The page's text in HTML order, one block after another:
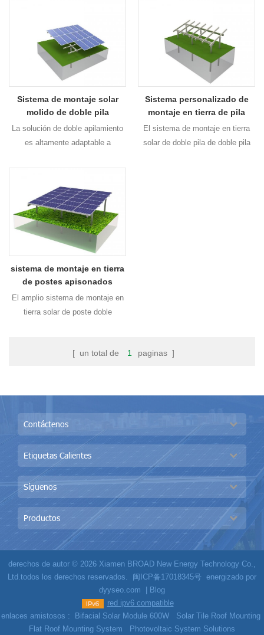
Sistema de montaje solar
molido de doble pila
La solución de doble apilamiento
es altamente adaptable a
es La alta flexibilidad hace una
instalación más fácil y rápida y
otros montajes solares
Soluciones.
Sistema personalizado de
montaje en tierra de pila
El sistema de montaje en tierra
solar de doble pila de doble pila
sistema de montaje en tierra
de postes apisonados
El amplio sistema de montaje en
tierra solar de poste doble
comerciales, con diseño y cálculo
[ un total de 1 paginas ]
Contáctenos
Etiquetas Calientes
Síguenos
Productos
derechos de autor © 2026 Xiamen BROAD New Energy Technology Co.,
Ltd.todos los derechos reservados.
闽ICP备17018345号 energizado por
dyyseo.com
Blog
red ipv6 compatible
enlaces amistosos :
Bifacial Solar Module 600W
Solar Tile Roof Mounting
Flat Roof Mounting System
Photovoltaic System Solutions